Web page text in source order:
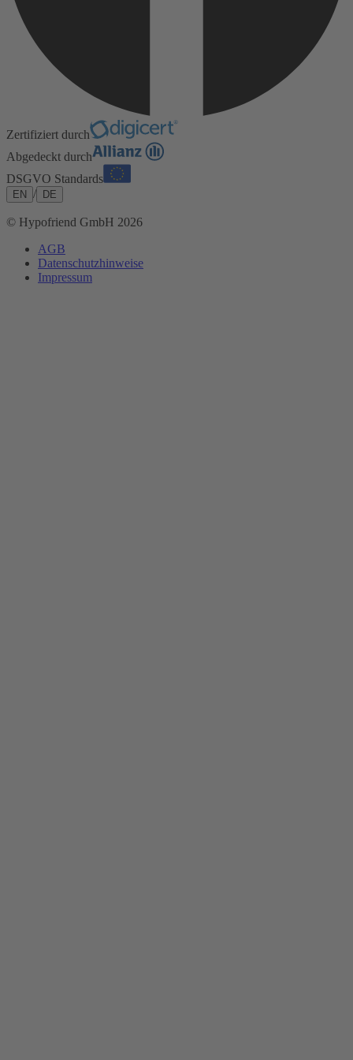
Zertifiziert durch
Abgedeckt durch
DSGVO Standards
EN / DE
© Hypofriend GmbH 2026
AGB
Datenschutzhinweise
Impressum